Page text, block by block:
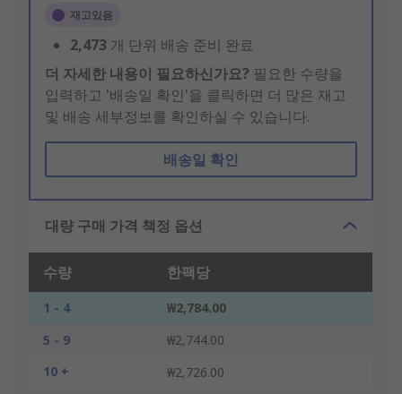
재고있음
2,473 개 단위 배송 준비 완료
더 자세한 내용이 필요하신가요? 필요한 수량을
입력하고 '배송일 확인'을 클릭하면 더 많은 재고
및 배송 세부정보를 확인하실 수 있습니다.
배송일 확인
대량 구매 가격 책정 옵션
수량 한팩당
1 - 4
₩2,784.00
5 - 9
₩2,744.00
10 +
₩2,726.00